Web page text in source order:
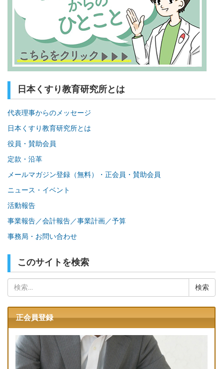
日本くすり教育研究所とは
代表理事からのメッセージ
日本くすり教育研究所とは
役員・賛助会員
定款・沿革
メールマガジン登録（無料）・正会員・賛助会員
ニュース・イベント
活動報告
事業報告／会計報告／事業計画／予算
事務局・お問い合わせ
このサイトを検索
索:
正会員登録